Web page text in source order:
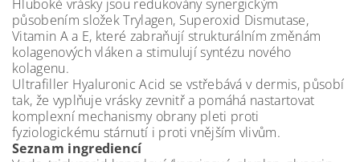
Hluboké vrásky jsou redukovány synergickým
působením složek Trylagen, Superoxid Dismutase,
Vitamin A a E, které zabraňují strukturálním změnám
kolagenových vláken a stimulují syntézu nového
kolagenu.
Ultrafiller Hyaluronic Acid se vstřebává v dermis, působí
tak, že vyplňuje vrásky zevnitř a pomáhá nastartovat
komplexní mechanismy obrany pleti proti
fyziologickému stárnutí i proti vnějším vlivům.
Seznam ingrediencí